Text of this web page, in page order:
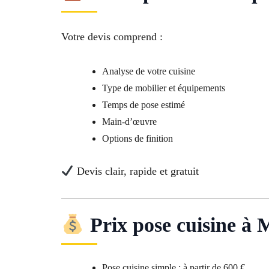
Votre devis comprend :
Analyse de votre cuisine
Type de mobilier et équipements
Temps de pose estimé
Main-d’œuvre
Options de finition
Devis clair, rapide et gratuit
Prix pose cuisine à